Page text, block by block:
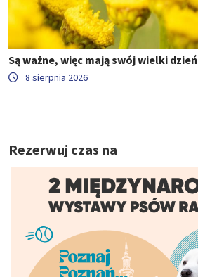
Są ważne, więc mają swój wielki dzień
8 sierpnia 2026
Rezerwuj czas na